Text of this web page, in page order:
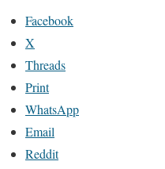
Facebook
X
Threads
Print
WhatsApp
Email
Reddit